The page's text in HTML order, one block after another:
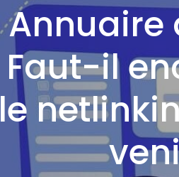
Annuaire
Faut-il
le